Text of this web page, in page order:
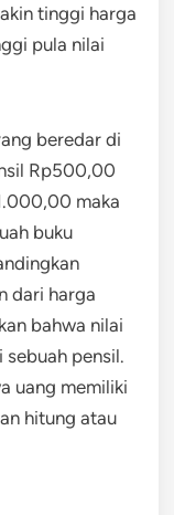
tinggi harga
pula nilai
beredar di
Rp500,00
maka
buku
dari harga
bahwa nilai
sebuah pensil.
uang memiliki
hitung atau